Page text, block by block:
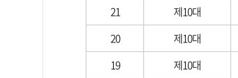
21 제10대
20
제10대
19
제10대